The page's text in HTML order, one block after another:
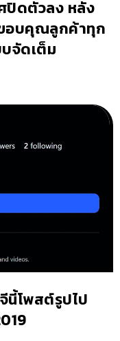
ปิดตัวลง หลัง
อบคุณลูกค้าทุก
จัดเต็ม
นี้โพสต์รูปไป